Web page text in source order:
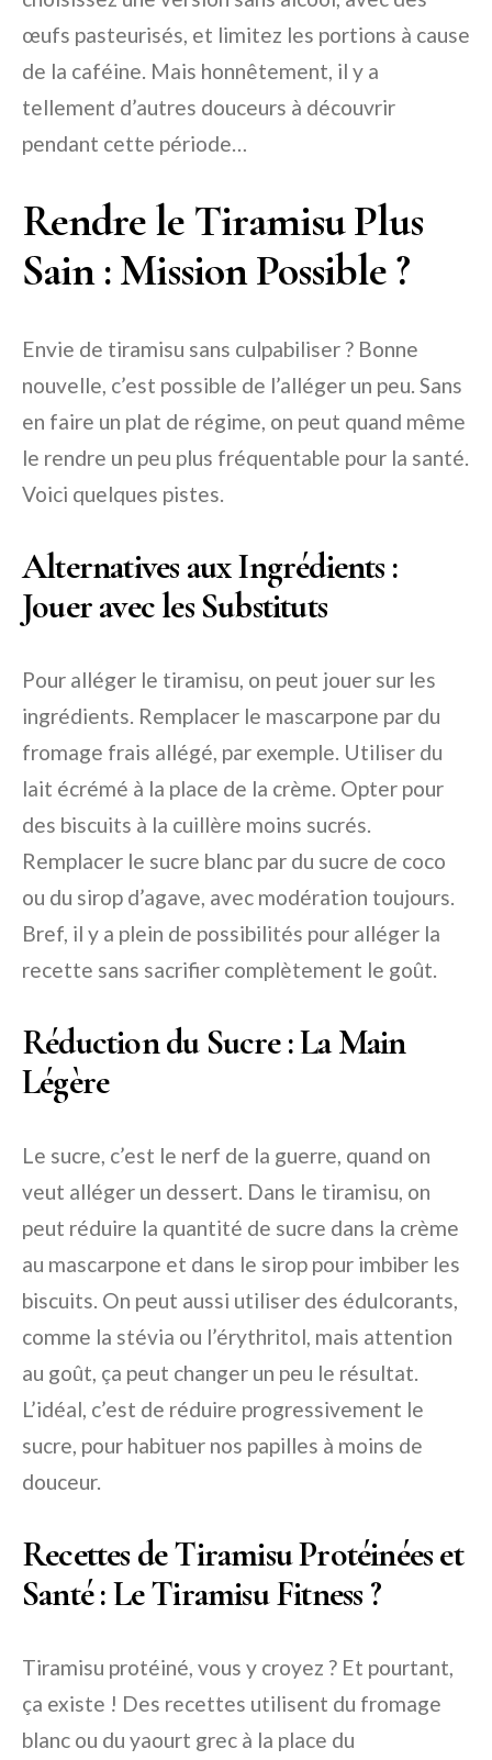
œufs pasteurisés, et limitez les portions à cause
de la caféine. Mais honnêtement, il y a
tellement d’autres douceurs à découvrir
pendant cette période…
Rendre le Tiramisu Plus
Sain : Mission Possible ?
Envie de tiramisu sans culpabiliser ? Bonne
nouvelle, c’est possible de l’alléger un peu. Sans
en faire un plat de régime, on peut quand même
le rendre un peu plus fréquentable pour la santé.
Voici quelques pistes.
Alternatives aux Ingrédients :
Jouer avec les Substituts
Pour alléger le tiramisu, on peut jouer sur les
ingrédients. Remplacer le mascarpone par du
fromage frais allégé, par exemple. Utiliser du
lait écrémé à la place de la crème. Opter pour
des biscuits à la cuillère moins sucrés.
Remplacer le sucre blanc par du sucre de coco
ou du sirop d’agave, avec modération toujours.
Bref, il y a plein de possibilités pour alléger la
recette sans sacrifier complètement le goût.
Réduction du Sucre : La Main
Légère
Le sucre, c’est le nerf de la guerre, quand on
veut alléger un dessert. Dans le tiramisu, on
peut réduire la quantité de sucre dans la crème
au mascarpone et dans le sirop pour imbiber les
biscuits. On peut aussi utiliser des édulcorants,
comme la stévia ou l’érythritol, mais attention
au goût, ça peut changer un peu le résultat.
L’idéal, c’est de réduire progressivement le
sucre, pour habituer nos papilles à moins de
douceur.
Recettes de Tiramisu Protéinées et
Santé : Le Tiramisu Fitness ?
Tiramisu protéiné, vous y croyez ? Et pourtant,
ça existe ! Des recettes utilisent du fromage
blanc ou du yaourt grec à la place du